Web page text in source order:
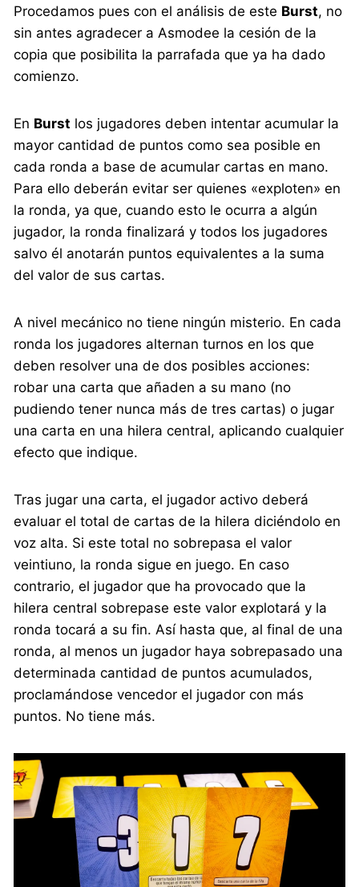
Procedamos pues con el análisis de este Burst, no
sin antes agradecer a Asmodee la cesión de la
copia que posibilita la parrafada que ya ha dado
comienzo.
En Burst los jugadores deben intentar acumular la
mayor cantidad de puntos como sea posible en
cada ronda a base de acumular cartas en mano.
Para ello deberán evitar ser quienes «exploten» en
la ronda, ya que, cuando esto le ocurra a algún
jugador, la ronda finalizará y todos los jugadores
salvo él anotarán puntos equivalentes a la suma
del valor de sus cartas.
A nivel mecánico no tiene ningún misterio. En cada
ronda los jugadores alternan turnos en los que
deben resolver una de dos posibles acciones:
robar una carta que añaden a su mano (no
pudiendo tener nunca más de tres cartas) o jugar
una carta en una hilera central, aplicando cualquier
efecto que indique.
Tras jugar una carta, el jugador activo deberá
evaluar el total de cartas de la hilera diciéndolo en
voz alta. Si este total no sobrepasa el valor
veintiuno, la ronda sigue en juego. En caso
contrario, el jugador que ha provocado que la
hilera central sobrepase este valor explotará y la
ronda tocará a su fin. Así hasta que, al final de una
ronda, al menos un jugador haya sobrepasado una
determinada cantidad de puntos acumulados,
proclamándose vencedor el jugador con más
puntos. No tiene más.